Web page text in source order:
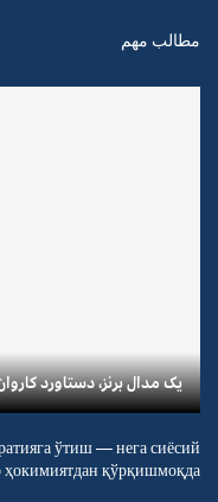
مطالب مهم
یک مدال برنز، دستاورد کاروان
ўтиш — нега сиёсий
қўрқишмоқда?